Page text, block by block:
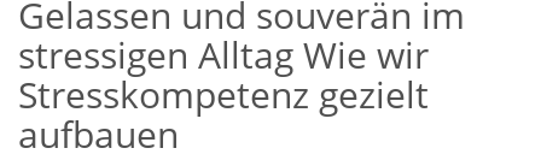
Gelassen und souverän im
stressigen Alltag Wie wir
Stresskompetenz gezielt
aufbauen